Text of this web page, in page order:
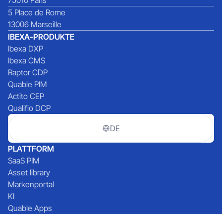
5 Place de Rome
13006 Marseille
IBEXA-PRODUKTE
Ibexa DXP
Ibexa CMS
Raptor CDP
Quable PIM
Actito CEP
Qualifio DCP
DE
PLATTFORM
SaaS PIM
Asset library
Markenportal
KI
Quable Apps